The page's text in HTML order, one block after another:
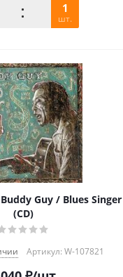
1
шт.
Guy / Blues Singer
(CD)
Артикул: W-107821